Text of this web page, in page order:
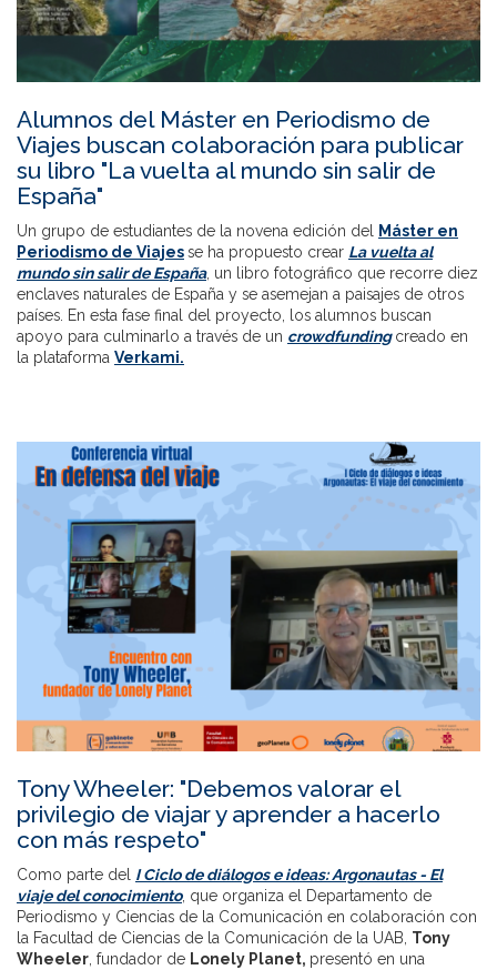
Alumnos del Máster en Periodismo de
Viajes buscan colaboración para publicar
su libro "La vuelta al mundo sin salir de
España"
Un grupo de estudiantes de la novena edición del
Máster en
Periodismo de Viajesse ha propuesto crear La vuelta al
mundo sin salir de España, un libro fotográfico que recorre diez
enclaves naturales de España y se asemejan a paisajes de otros
países. En esta fase final del proyecto, los alumnos buscan
apoyo para culminarlo a través de un crowdfunding creado en
la plataforma Verkami.
Tony Wheeler: "Debemos valorar el
privilegio de viajar y aprender a hacerlo
con más respeto"
Como parte del I Ciclo de diálogos e ideas: Argonautas - El
viaje del conocimiento, que organiza el Departamento de
Periodismo y Ciencias de la Comunicación en colaboración con
la Facultad de Ciencias de la Comunicación de la UAB, Tony
Wheeler , fundador de Lonely Planet, presentó en una